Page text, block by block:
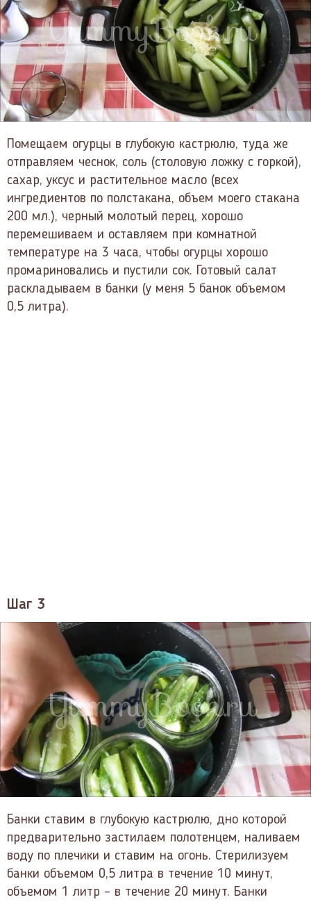
Помещаем огурцы в глубокую кастрюлю, туда же
отправляем чеснок, соль (столовую ложку с горкой),
сахар, уксус и растительное масло (всех
ингредиентов по полстакана, объем моего стакана
200 мл.), черный молотый перец, хорошо
перемешиваем и оставляем при комнатной
температуре на 3 часа, чтобы огурцы хорошо
промариновались и пустили сок. Готовый салат
раскладываем в банки (у меня 5 банок объемом
0,5 литра).
Шаг 3
Банки ставим в глубокую кастрюлю, дно которой
предварительно застилаем полотенцем, наливаем
воду по плечики и ставим на огонь. Стерилизуем
банки объемом 0,5 литра в течение 10 минут,
объемом 1 литр – в течение 20 минут. Банки